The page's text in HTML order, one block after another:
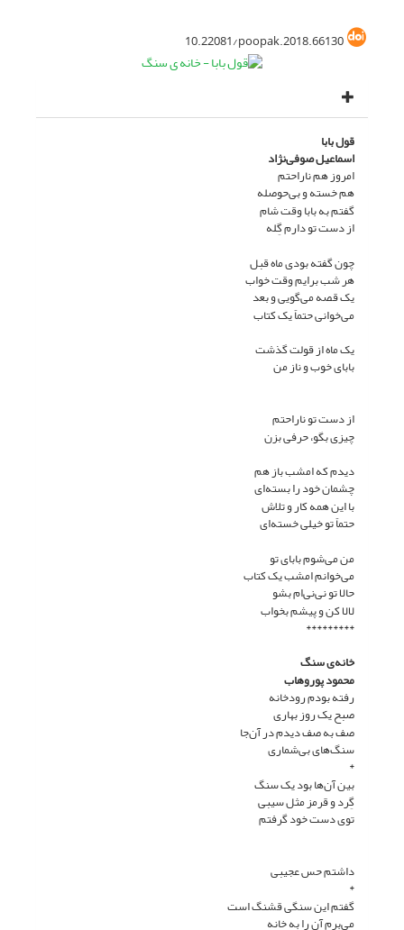
10.22081/poopak.2018.66130
قول بابا
اسماعیل صوفی‌نژاد
امروز هم ناراحتم
هم خسته و بی‌حوصله
گفتم به بابا وقت شام
از دست تو دارم گِله
چون گفته بودی ماه قبل
هر شب برایم وقت خواب
یک قصه می‌گویی و بعد
می‌خوانی حتماً یک کتاب
یک ماه از قولت گذشت
بابای خوب و ناز من
از دست تو ناراحتم
چیزی بگو، حرفی بزن
دیدم که امشب باز هم
چشمان خود را بسته‌ای
با این همه کار و تلاش
حتماً تو خیلی خسته‌ای
من می‌شوم بابای تو
می‌خوانم امشب یک کتاب
حالا تو نی‌نی‌ام بشو
لالا کن و پیشم بخواب
*********
خانه‌ی سنگ
محمود پوروهاب
رفته بودم رودخانه
صبح یک روز بهاری
صف به صف دیدم در آن‌جا
سنگ‌های بی‌شماری
*
بین آن‌ها بود یک سنگ
گِرد و قرمز مثل سیبی
توی دست خود گرفتم
داشتم حس عجیبی
*
گفتم این سنگی قشنگ است
می‌برم آن را به خانه